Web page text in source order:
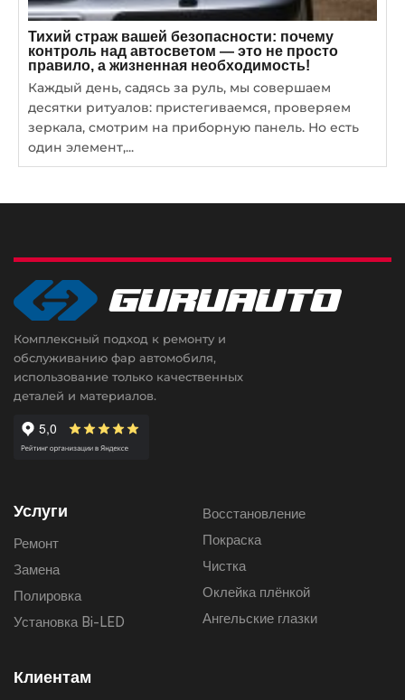
Тихий страж вашей безопасности: почему
контроль над автосветом — это не просто
правило, а жизненная необходимость!
Каждый день, садясь за руль, мы совершаем
десятки ритуалов: пристегиваемся, проверяем
зеркала, смотрим на приборную панель. Но есть
один элемент,...
Комплексный подход к ремонту и
обслуживанию фар автомобиля,
использование только качественных
деталей и материалов.
Услуги
Ремонт
Замена
Полировка
Установка Bi-LED
Восстановление
Покраска
Чистка
Оклейка плёнкой
Ангельские глазки
Клиентам